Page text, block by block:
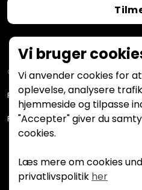
© 2026 Trendshots
Forretningsbetingelser
Privatlivspolitik
Vi bruger
Vi anvender cookies for
oplevelse, analysere
hjemmeside og tilpasse
"Accepter" giver du
cookies.
Læs mere om cookies
privatlivspolitik her